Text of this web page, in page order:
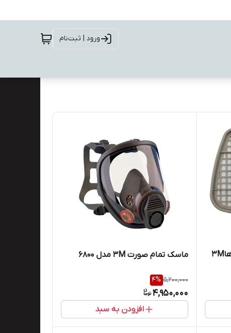
ورود | ثبت‌نام
فیلتر ماسک مواد نفتی و حلال ها۳M
ماسک تمام صورت 3M مدل 6800
5,200,000
4%
4,950,000
افزودن به سبد